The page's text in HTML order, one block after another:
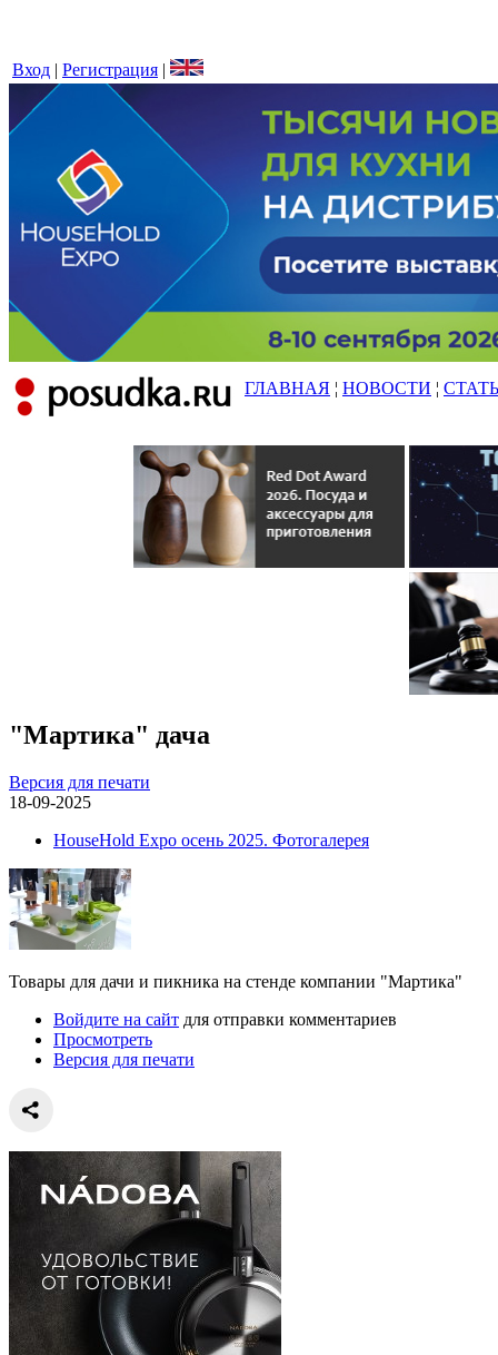
Вход | Регистрация |
ГЛАВНАЯ ¦ НОВОСТИ ¦
"Мартика" дача
Версия для печати
18-09-2025
HouseHold Expo осень 2025. Фотогалерея
Товары для дачи и пикника на стенде компании "Мартика"
Войдите на сайт для отправки комментариев
Просмотреть
Версия для печати